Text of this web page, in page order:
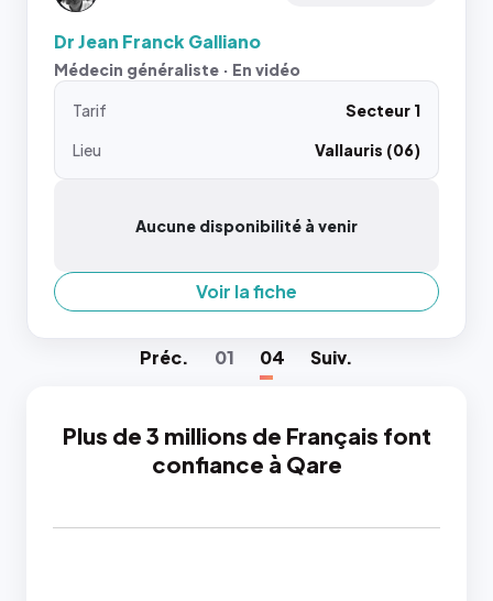
Dr Jean Franck Galliano
Médecin généraliste · En vidéo
Tarif
Secteur 1
Lieu
Vallauris (06)
Aucune disponibilité à venir
Voir la fiche
Préc. 01 04 Suiv.
Plus de 3 millions de Français font
confiance à Qare